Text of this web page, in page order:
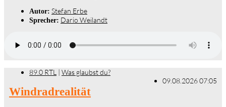
Autor: Stefan Erbe
Sprecher: Dario Weilandt
89.0 RTL | Was glaubst du?
09.08.2026 07:05
Windradrealität